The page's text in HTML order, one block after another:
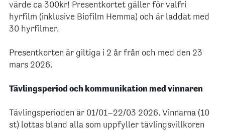
värde ca 300kr! Presentkortet gäller för valfri
hyrfilm (inklusive Biofilm Hemma) och är laddat med
30 hyrfilmer.
Presentkorten är giltiga i 2 år från och med den 23
mars 2026.
Tävlingsperiod och kommunikation med vinnaren
Tävlingsperioden är 01/01–22/03 2026. Vinnarna (10
st) lottas bland alla som uppfyller tävlingsvillkoren